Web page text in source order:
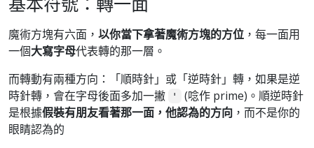
魔術方塊有六面， 以你當下拿著魔術方塊的方位 ，每一面用
一個大寫字母代表轉的那一層。
而轉動有兩種方向：「順時針」或「逆時針」轉，如果是逆
時針轉，會在字母後面多加一撇
'
(唸作 prime)。順逆時針
是根據假裝有朋友看著那一面，他認為的方向 ，而不是你的
眼睛認為的